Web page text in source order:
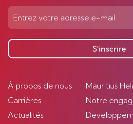
S’inscrire
À propos de nous
Carrières
Actualités
Mauritius
Notre